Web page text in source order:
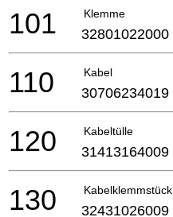
Klemme
101 32801022000
Kabel
110 30706234019
Kabeltülle
120 31413164009
Kabelklemmstück
130 32431026009